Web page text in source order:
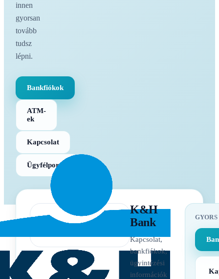
innen
gyorsan
tovább
tudsz
lépni.
Bankfiókok
ATM-
ek
Kapcsolat
Ügyfélportál
K&H
Bank
Kapcsolat,
bankfiókok,
ügyintézési
információk